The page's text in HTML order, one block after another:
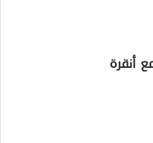
أنقرة